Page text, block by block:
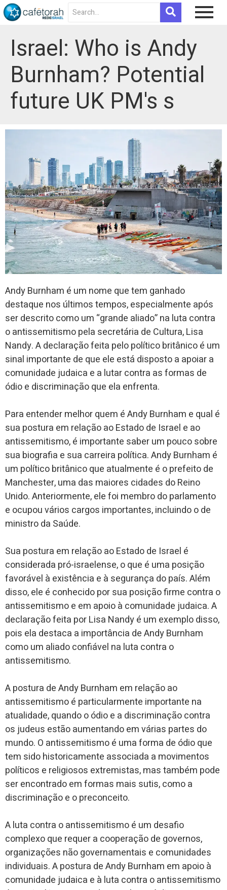
Israel: Who is Andy
Burnham? Potential
future UK PM's s
Andy Burnham é um nome que tem ganhado
destaque nos últimos tempos, especialmente após
ser descrito como um “grande aliado” na luta contra
o antissemitismo pela secretária de Cultura, Lisa
Nandy. A declaração feita pelo político britânico é um
sinal importante de que ele está disposto a apoiar a
comunidade judaica e a lutar contra as formas de
ódio e discriminação que ela enfrenta.
Para entender melhor quem é Andy Burnham e qual é
sua postura em relação ao Estado de Israel e ao
antissemitismo, é importante saber um pouco sobre
sua biografia e sua carreira política. Andy Burnham é
um político britânico que atualmente é o prefeito de
Manchester, uma das maiores cidades do Reino
Unido. Anteriormente, ele foi membro do parlamento
e ocupou vários cargos importantes, incluindo o de
ministro da Saúde.
Sua postura em relação ao Estado de Israel é
considerada pró-israelense, o que é uma posição
favorável à existência e à segurança do país. Além
disso, ele é conhecido por sua posição firme contra o
antissemitismo e em apoio à comunidade judaica. A
declaração feita por Lisa Nandy é um exemplo disso,
pois ela destaca a importância de Andy Burnham
como um aliado confiável na luta contra o
antissemitismo.
A postura de Andy Burnham em relação ao
antissemitismo é particularmente importante na
atualidade, quando o ódio e a discriminação contra
os judeus estão aumentando em várias partes do
mundo. O antissemitismo é uma forma de ódio que
tem sido historicamente associada a movimentos
políticos e religiosos extremistas, mas também pode
ser encontrado em formas mais sutis, como a
discriminação e o preconceito.
A luta contra o antissemitismo é um desafio
complexo que requer a cooperação de governos,
organizações não governamentais e comunidades
individuais. A postura de Andy Burnham em apoio à
comunidade judaica e à luta contra o antissemitismo